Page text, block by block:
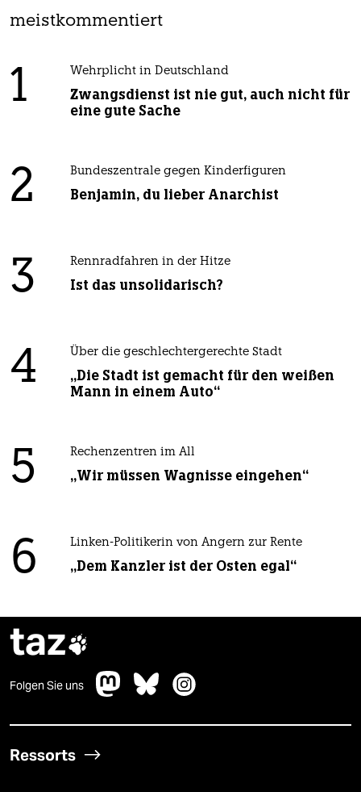
meistkommentiert
1 Wehrplicht in Deutschland
Zwangsdienst ist nie gut, auch nicht für
eine gute Sache
2 Bundeszentrale gegen Kinderfiguren
Benjamin, du lieber Anarchist
3 Rennradfahren in der Hitze
Ist das unsolidarisch?
4 Über die geschlechtergerechte Stadt
„Die Stadt ist gemacht für den weißen
Mann in einem Auto“
5 Rechenzentren im All
„Wir müssen Wagnisse eingehen“
6 Linken-Politikerin von Angern zur Rente
„Dem Kanzler ist der Osten egal“
taz
Folgen Sie uns
Ressorts